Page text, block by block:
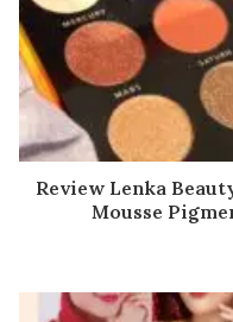
Review Lenka
Mousse